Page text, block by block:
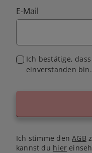
E-Mail
Ich bestätige,
einverstanden bin.
Ich stimme denAGB
kannst du hier